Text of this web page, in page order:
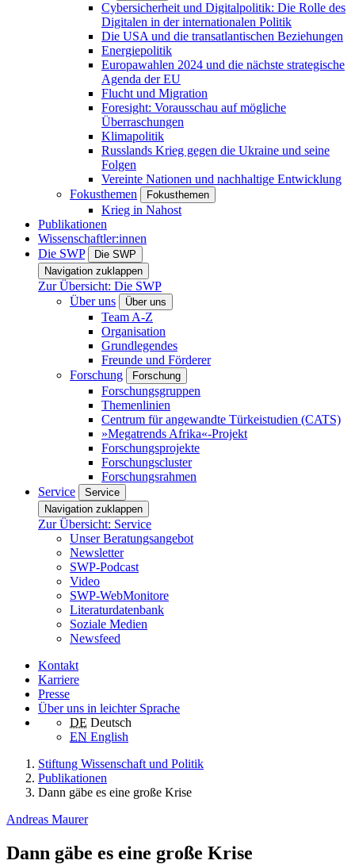
Cybersicherheit und Digitalpolitik: Die Rolle des
Digitalen in der internationalen Politik
Die USA und die transatlantischen Beziehungen
Energiepolitik
Europawahlen 2024 und die nächste strategische
Agenda der EU
Flucht und Migration
Foresight: Vorausschau auf mögliche
Überraschungen
Klimapolitik
Russlands Krieg gegen die Ukraine und seine
Folgen
Vereinte Nationen und nachhaltige Entwicklung
Fokusthemen
Fokusthemen
Krieg in Nahost
Publikationen
Wissenschaftler:innen
Die SWP
Die SWP
Navigation zuklappen
Zur Übersicht: Die SWP
Über uns
Über uns
Team A-Z
Organisation
Grundlegendes
Freunde und Förderer
Forschung
Forschung
Forschungsgruppen
Themenlinien
Centrum für angewandte Türkeistudien (CATS)
»Megatrends Afrika«-Projekt
Forschungsprojekte
Forschungscluster
Forschungsrahmen
Service
Service
Navigation zuklappen
Zur Übersicht: Service
Unser Beratungsangebot
Newsletter
SWP-Podcast
Video
SWP-WebMonitore
Literaturdatenbank
Soziale Medien
Newsfeed
Kontakt
Karriere
Presse
Über uns in leichter Sprache
DE Deutsch
EN English
Stiftung Wissenschaft und Politik
Publikationen
Dann gäbe es eine große Krise
Andreas Maurer
Dann gäbe es eine große Krise